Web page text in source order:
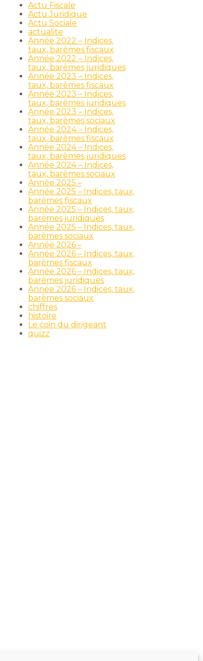
Actu Fiscale
Actu Juridique
Actu Sociale
actualite
Année 2022 – Indices,
taux, barèmes fiscaux
Année 2022 – Indices,
taux, barèmes juridiques
Année 2023 – Indices,
taux, barèmes fiscaux
Année 2023 – Indices,
taux, barèmes juridiques
Année 2023 – Indices,
taux, barèmes sociaux
Année 2024 – Indices,
taux, barèmes fiscaux
Année 2024 – Indices,
taux, barèmes juridiques
Année 2024 – Indices,
taux, barèmes sociaux
Année 2025 –
Année 2025 – Indices, taux,
barèmes fiscaux
Année 2025 – Indices, taux,
barèmes juridiques
Année 2025 – Indices, taux,
barèmes sociaux
Année 2026 –
Année 2026 – Indices, taux,
barèmes fiscaux
Année 2026 – Indices, taux,
barèmes juridiques
Année 2026 – Indices, taux,
barèmes sociaux
chiffres
histoire
Le coin du dirigeant
quizz